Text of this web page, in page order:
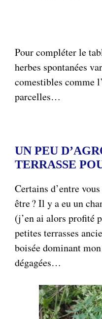
Pour compléter le
herbes spontanées
comestibles comme
parcelles…
UN PEU
TERRASSE
Certains d’entre
être ? Il y a eu un
(j’en ai alors profité
petites terrasses
boisée dominant
dégagées…